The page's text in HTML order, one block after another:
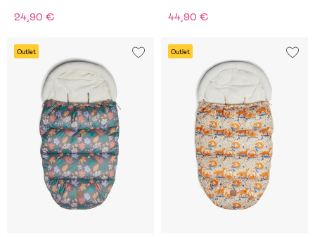
24,90 € 44,90 €
Outlet Outlet